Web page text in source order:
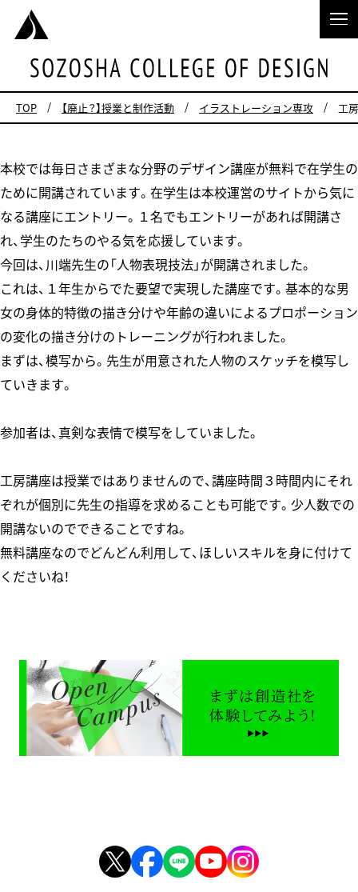
TOP 【廃止？】授業と制作活動 イラストレーション専攻 工
本校では毎日さまざまな分野のデザイン講座が無料で在学生の
ために開講されています。在学生は本校運営のサイトから気に
なる講座にエントリー。１名でもエントリーがあれば開講さ
れ、学生のたちのやる気を応援しています。
今回は、川端先生の「人物表現技法」が開講されました。
これは、１年生からでた要望で実現した講座です。基本的な男
女の身体的特徴の描き分けや年齢の違いによるプロポーション
の変化の描き分けのトレーニングが行われました。
まずは、模写から。先生が用意された人物のスケッチを模写し
ていきます。
参加者は、真剣な表情で模写をしていました。
工房講座は授業ではありませんので、講座時間３時間内にそれ
ぞれが個別に先生の指導を求めることも可能です。少人数での
開講ないのでできることですね。
無料講座なのでどんどん利用して、ほしいスキルを身に付けて
くださいね！